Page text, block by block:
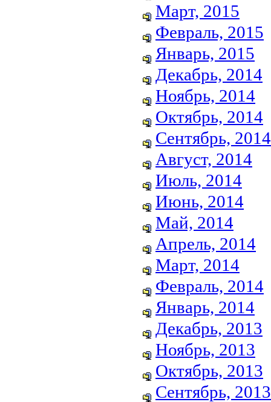
Март, 2015
Февраль, 2015
Январь, 2015
Декабрь, 2014
Ноябрь, 2014
Октябрь, 2014
Сентябрь, 2014
Август, 2014
Июль, 2014
Июнь, 2014
Май, 2014
Апрель, 2014
Март, 2014
Февраль, 2014
Январь, 2014
Декабрь, 2013
Ноябрь, 2013
Октябрь, 2013
Сентябрь, 2013